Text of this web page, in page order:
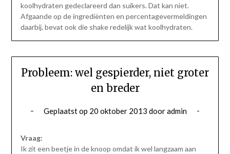
koolhydraten gedeclareerd dan suikers. Dat kan niet.
Afgaande op de ingrediënten en percentagevermeldingen
daarbij, bevat ook die shake redelijk wat koolhydraten.
Probleem: wel gespierder, niet groter
en breder
Geplaatst op 20 oktober 2013 dooradmin
Vraag:
Ik zit een beetje in de knoop omdat ik wel langzaam aan